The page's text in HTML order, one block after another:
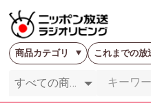
商品カテゴリ これまでの放